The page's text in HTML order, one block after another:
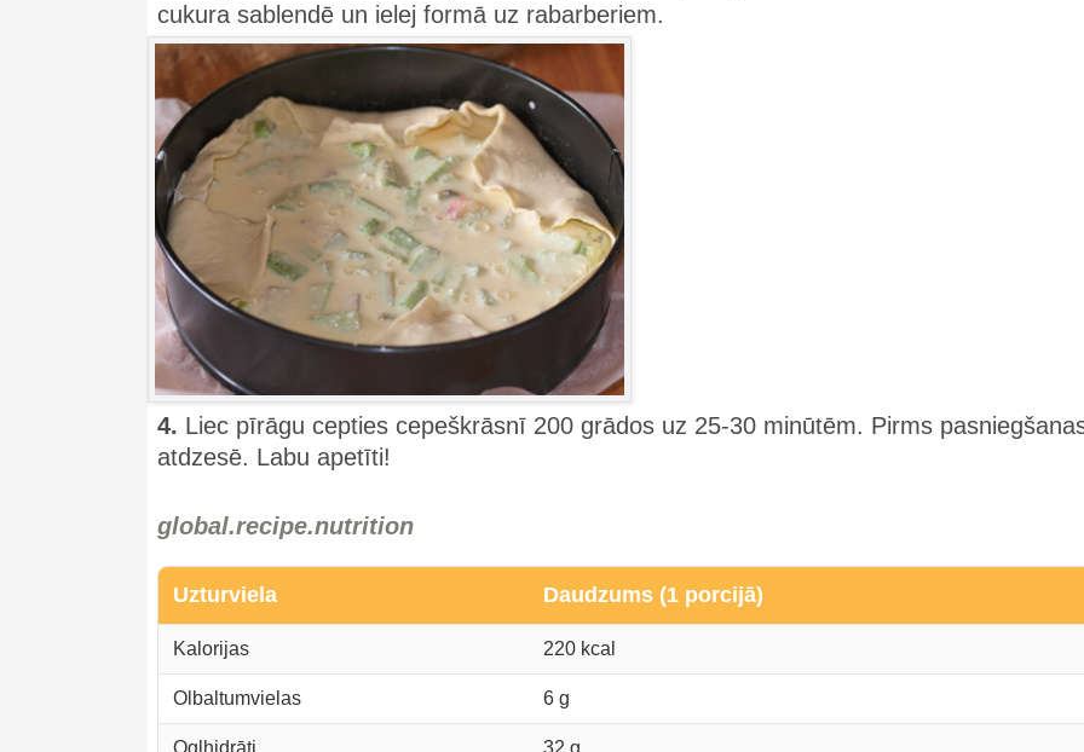
cukura sablendē un ielej formā uz rabarberiem.
4. Liec pīrāgu cepties cepeškrāsnī 200 grādos uz 25-30 minūtēm. Pirms
atdzesē. Labu apetīti!
global.recipe.nutrition
Uzturviela Daudzums (1 porcijā)
Kalorijas 220 kcal
Olbaltumvielas 6 g